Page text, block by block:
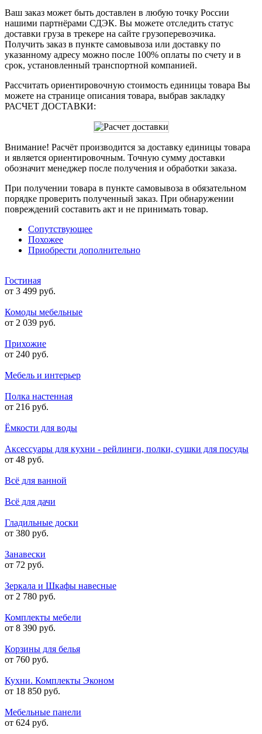
Ваш заказ может быть доставлен в любую точку России
нашими партнёрами СДЭК. Вы можете отследить статус
доставки груза в трекере на сайте грузоперевозчика.
Получить заказ в пункте самовывоза или доставку по
указанному адресу можно после 100% оплаты по счету и в
срок, установленный транспортной компанией.
Рассчитать ориентировочную стоимость единицы товара Вы
можете на странице описания товара, выбрав закладку
РАСЧЕТ ДОСТАВКИ:
Внимание! Расчёт производится за доставку единицы товара
и является ориентировочным. Точную сумму доставки
обозначит менеджер после получения и обработки заказа.
При получении товара в пункте самовывоза в обязательном
порядке проверить полученный заказ. При обнаружении
повреждений составить акт и не принимать товар.
Сопутствующее
Похожее
Приобрести дополнительно
Гостиная
от 3 499 руб.
Комоды мебельные
от 2 039 руб.
Прихожие
от 240 руб.
Мебель и интерьер
Полка настенная
от 216 руб.
Ёмкости для воды
Аксессуары для кухни - рейлинги, полки, сушки для посуды
от 48 руб.
Всё для ванной
Всё для дачи
Гладильные доски
от 380 руб.
Занавески
от 72 руб.
Зеркала и Шкафы навесные
от 2 780 руб.
Комплекты мебели
от 8 390 руб.
Корзины для белья
от 760 руб.
Кухни. Комплекты Эконом
от 18 850 руб.
Мебельные панели
от 624 руб.